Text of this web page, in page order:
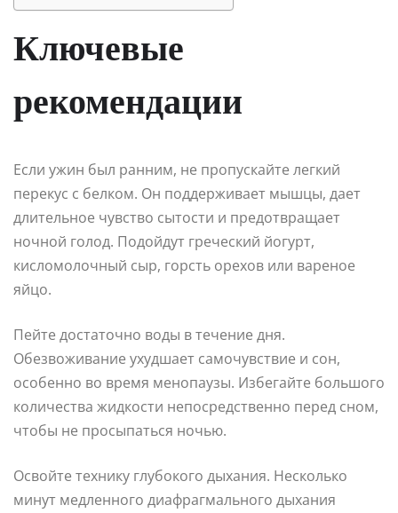
Ключевые
рекомендации
Если ужин был ранним, не пропускайте легкий
перекус с белком. Он поддерживает мышцы, дает
длительное чувство сытости и предотвращает
ночной голод. Подойдут греческий йогурт,
кисломолочный сыр, горсть орехов или вареное
яйцо.
Пейте достаточно воды в течение дня.
Обезвоживание ухудшает самочувствие и сон,
особенно во время менопаузы. Избегайте большого
количества жидкости непосредственно перед сном,
чтобы не просыпаться ночью.
Освойте технику глубокого дыхания. Несколько
минут медленного диафрагмального дыхания